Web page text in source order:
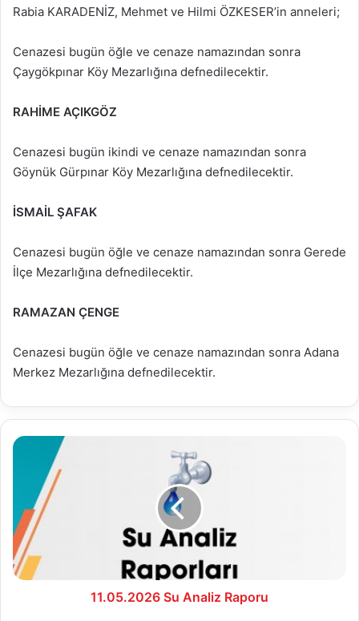
Rabia KARADENİZ, Mehmet ve Hilmi ÖZKESER’in anneleri;
Cenazesi bugün öğle ve cenaze namazından sonra
Çaygökpınar Köy Mezarlığına defnedilecektir.
RAHİME AÇIKGÖZ
Cenazesi bugün ikindi ve cenaze namazından sonra
Göynük Gürpınar Köy Mezarlığına defnedilecektir.
İSMAİL ŞAFAK
Cenazesi bugün öğle ve cenaze namazından sonra Gerede
İlçe Mezarlığına defnedilecektir.
RAMAZAN ÇENGE
Cenazesi bugün öğle ve cenaze namazından sonra Adana
Merkez Mezarlığına defnedilecektir.
11.05.2026
Raporu
11.05.2026 Su Analiz Raporu